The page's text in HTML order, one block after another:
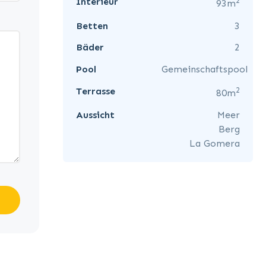
93m
Betten
3
Bäder
2
Pool
Gemeinschaftspool
Terrasse
80m2
Aussicht
Meer
Berg
La Gomera